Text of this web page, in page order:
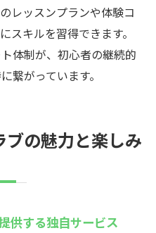
ゴルフスキルを向上
ールのレッスン内容を
スンが充実の理由
技術アップに専念
レッスンプランや体験コ
スキルを習得できます。
体制が、初心者の継続的
繋がっています。
の魅力と楽しみ
供する独自サービス